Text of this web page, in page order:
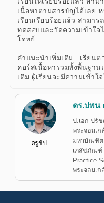
เนื้อหาตามสารบัญได้เลย
เรียนเรียบร้อยแล้ว สามารถ
ทดสอบและวัดความเข้าใ
โจทย์
คำแนะนำเพิ่มเติม : เรียนต
คอร์สเนื้อหารวมทั้งพื้นฐาน
เติม ผู้เรียนจะมีความเข้าใ
ครูชิป
ดร.ปพน
ป.เอก ปรั
พระจอมเ
มหาบัณฑิต
เภสัชภัณฑ์
Practice
พระจอมเ